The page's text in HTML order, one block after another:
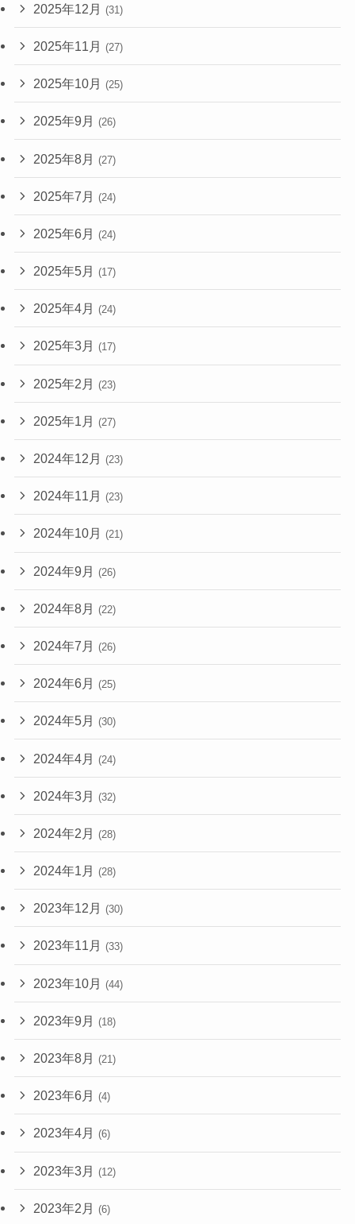
2025年12月 (31)
2025年11月 (27)
2025年10月 (25)
2025年9月 (26)
2025年8月 (27)
2025年7月 (24)
2025年6月 (24)
2025年5月 (17)
2025年4月 (24)
2025年3月 (17)
2025年2月 (23)
2025年1月 (27)
2024年12月 (23)
2024年11月 (23)
2024年10月 (21)
2024年9月 (26)
2024年8月 (22)
2024年7月 (26)
2024年6月 (25)
2024年5月 (30)
2024年4月 (24)
2024年3月 (32)
2024年2月 (28)
2024年1月 (28)
2023年12月 (30)
2023年11月 (33)
2023年10月 (44)
2023年9月 (18)
2023年8月 (21)
2023年6月 (4)
2023年4月 (6)
2023年3月 (12)
2023年2月 (6)